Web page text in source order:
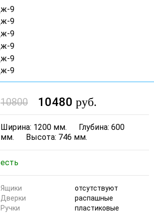
10800 10480 руб.
Ширина: 1200 мм.
Глубина: 600
мм.
Высота: 746 мм.
есть
Ящики
отсутствуют
Дверки
распашные
Ручки
пластиковые